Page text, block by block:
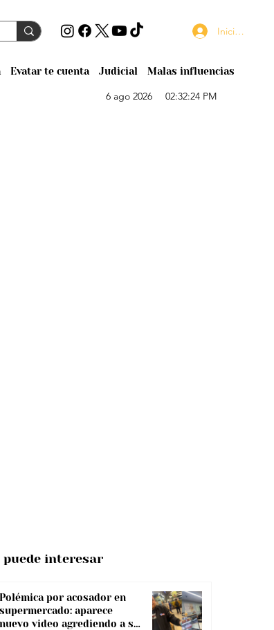
Evatar te cuenta Judicial Malas influencias
Iniciar sesión
6 ago 2026 02:32:24 PM
Polémica por acosador en
supermercado: aparece
nuevo video agrediendo a su
puede interesar